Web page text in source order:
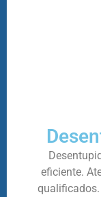
eficiente.